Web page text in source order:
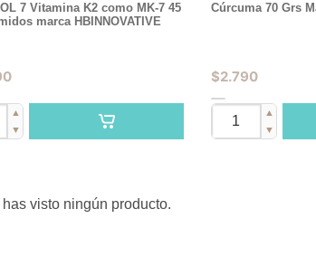
7 Vitamina K2 como MK-7 45
marca HBINNOVATIVE
▲
▼
Cúrcuma 70 Grs
$2.790
▲
▼
visto ningún producto.